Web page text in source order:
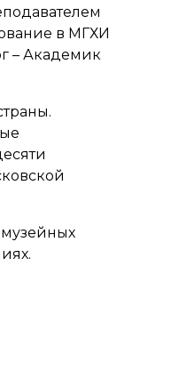
в МГХИ
– Академик